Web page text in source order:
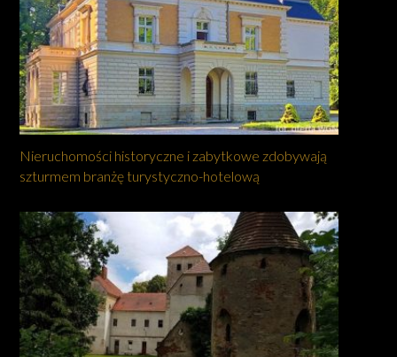
Nieruchomości historyczne i zabytkowe zdobywają
szturmem branżę turystyczno-hotelową